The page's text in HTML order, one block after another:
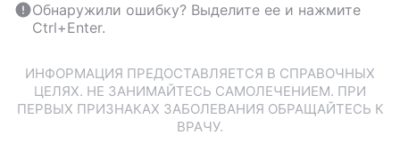
Обнаружили ошибку? Выделите ее и нажмите
Ctrl+Enter.
ИНФОРМАЦИЯ ПРЕДОСТАВЛЯЕТСЯ В СПРАВОЧНЫХ
ЦЕЛЯХ. НЕ ЗАНИМАЙТЕСЬ САМОЛЕЧЕНИЕМ. ПРИ
ПЕРВЫХ ПРИЗНАКАХ ЗАБОЛЕВАНИЯ ОБРАЩАЙТЕСЬ К
ВРАЧУ.